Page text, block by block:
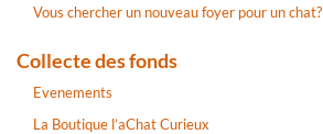
Vous chercher un nouveau foyer pour un chat?
Collecte des fonds
Evenements
La Boutique l’aChat Curieux